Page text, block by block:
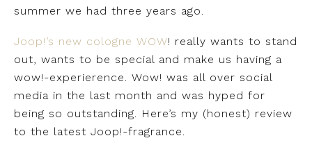
summer we had three years ago.
Joop!’s new cologne WOW! really wants to stand
out, wants to be special and make us having a
wow!-experierence. Wow! was all over social
media in the last month and was hyped for
being so outstanding. Here’s my (honest) review
to the latest Joop!-fragrance.